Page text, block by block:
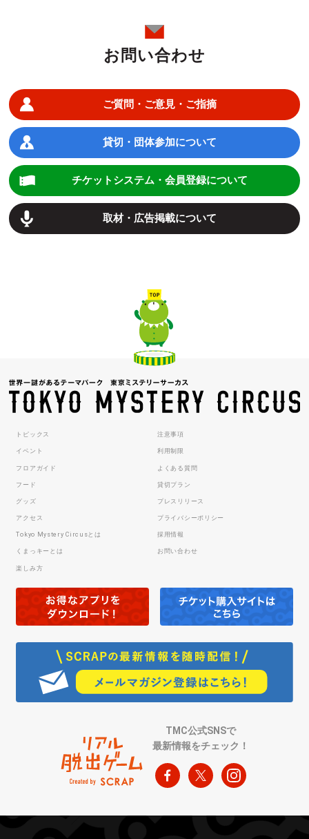
お問い合わせ
ご質問・ご意見・ご指摘
貸切・団体参加について
チケットシステム・会員登録について
取材・広告掲載について
トピックス
イベント
フロアガイド
フード
グッズ
アクセス
Tokyo Mystery Circusとは
くまっキーとは
楽しみ方
注意事項
利用制限
よくある質問
貸切プラン
プレスリリース
プライバシーポリシー
採用情報
お問い合わせ
TMC公式SNSで
最新情報をチェック！